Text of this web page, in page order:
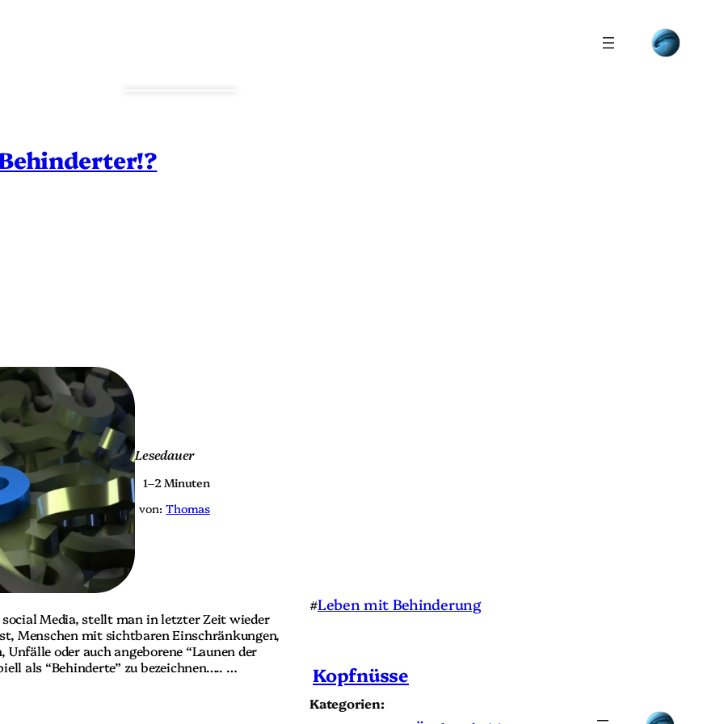
Lesedauer
1–2 Minuten
von: Thomas
Media, stellt man in letzter Zeit wieder
Menschen mit sichtbaren Einschränkungen,
oder auch angeborene “Launen der
als “Behinderte” zu bezeichnen….. …
#Leben mit Behinderung
Kopfnüsse
Kategorien: